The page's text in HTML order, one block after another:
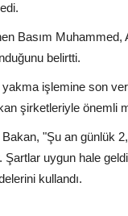
Muhammed,
belirtti.
yakma işlemine son
şirketleriyle önemli
"Şu an günlük
uygun hale
kullandı.